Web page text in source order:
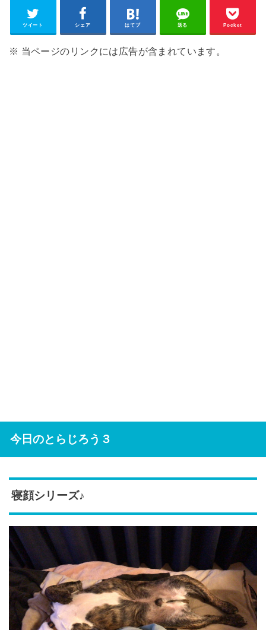
ツイート シェア はてブ 送る Pocket
※ 当ページのリンクには広告が含まれています。
今日のとらじろう３
寝顔シリーズ♪